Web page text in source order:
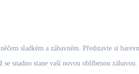
sladkém a zábavném. Představte si
snadno stane vaší novou oblíbenou